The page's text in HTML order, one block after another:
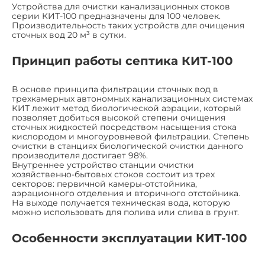
Устройства для очистки канализационных стоков
серии КИТ-100 предназначены для 100 человек.
Производительность таких устройств для очищения
сточных вод 20 м³ в сутки.
Принцип работы септика КИТ-100
В основе принципа фильтрации сточных вод в
трехкамерных автономных канализационных системах
КИТ лежит метод биологической аэрации, который
позволяет добиться высокой степени очищения
сточных жидкостей посредством насыщения стока
кислородом и многоуровневой фильтрации. Степень
очистки в станциях биологической очистки данного
производителя достигает 98%.
Внутреннее устройство станции очистки
хозяйственно-бытовых стоков состоит из трех
секторов: первичной камеры-отстойника,
аэрационного отделения и вторичного отстойника.
На выходе получается техническая вода, которую
можно использовать для полива или слива в грунт.
Особенности эксплуатации КИТ-100